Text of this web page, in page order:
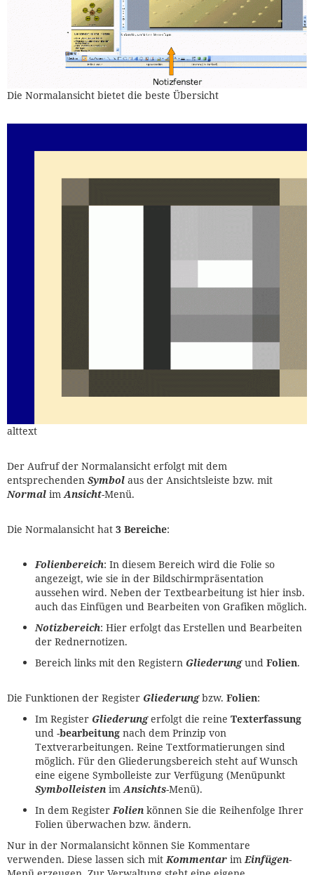
Die Normalansicht bietet die beste Übersicht
alttext
Der Aufruf der Normalansicht erfolgt mit dem
entsprechenden Symbol aus der Ansichtsleiste bzw. mit
Normal imAnsicht-Menü.
Die Normalansicht hat 3 Bereiche:
Folienbereich: In diesem Bereich wird die Folie so
angezeigt, wie sie in der Bildschirmpräsentation
aussehen wird. Neben der Textbearbeitung ist hier insb.
auch das Einfügen und Bearbeiten von Grafiken möglich.
Notizbereich: Hier erfolgt das Erstellen und Bearbeiten
der Rednernotizen.
Bereich links mit den Registern Gliederungund Folien.
Die Funktionen der Register Gliederungbzw. Folien:
Im Register Gliederungerfolgt die reine Texterfassung
und -bearbeitung nach dem Prinzip von
Textverarbeitungen. Reine Textformatierungen sind
möglich. Für den Gliederungsbereich steht auf Wunsch
eine eigene Symbolleiste zur Verfügung (Menüpunkt
Symbolleisten imAnsichts-Menü).
In dem RegisterFolien können Sie die Reihenfolge Ihrer
Folien überwachen bzw. ändern.
Nur in der Normalansicht können Sie Kommentare
verwenden. Diese lassen sich mitKommentar imEinfügen-